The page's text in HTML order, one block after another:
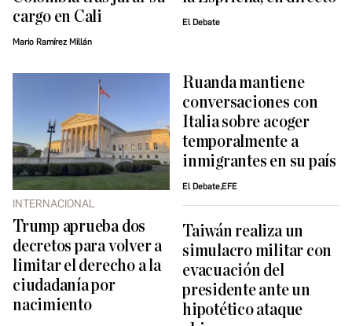
cargo en Cali
Mario Ramírez Millán
El Debate
INTERNACIONAL
Trump aprueba dos
decretos para volver a
limitar el derecho a la
ciudadanía por
nacimiento
Ruanda mantiene
conversaciones con
Italia sobre acoger
temporalmente a
inmigrantes en su país
El Debate,EFE
Taiwán realiza un
simulacro militar con
evacuación del
presidente ante un
hipotético ataque